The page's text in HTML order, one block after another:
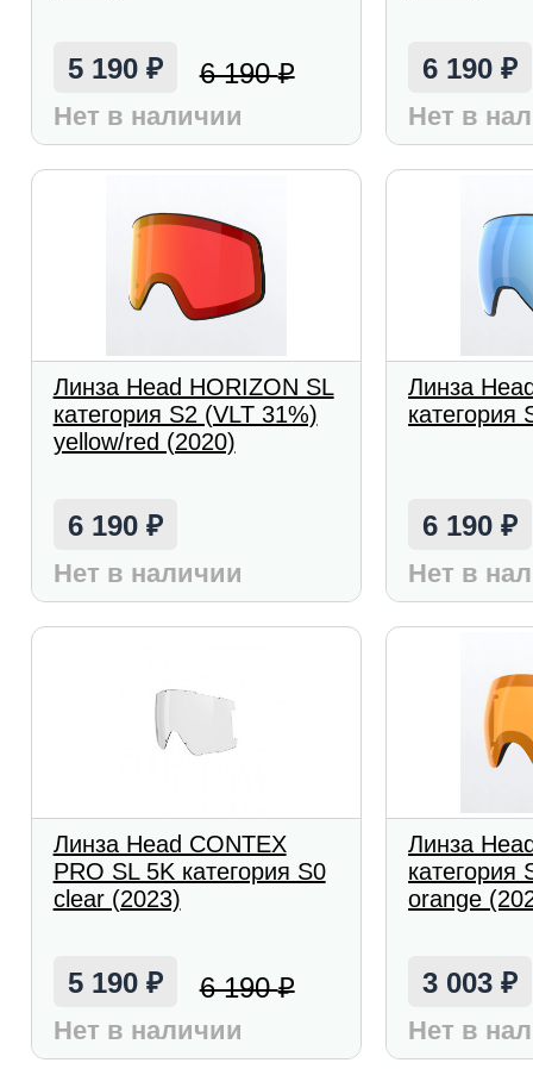
5 190 ₽ 6 190₽
Нет в наличии
6 190₽
Нет в
Линза Head HORIZON SL
категория S2 (VLT 31%)
yellow/red (2020)
6 190 ₽
Нет в наличии
Линза
категория
6 190₽
Нет в
Линза Head CONTEX
PRO SL 5K категория S0
clear (2023)
5 190 ₽ 6 190₽
Нет в наличии
Линза
категория
orange
3 003₽
Нет в